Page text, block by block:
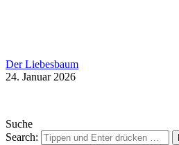
Der Liebesbaum
24. Januar 2026
Suche
Search: